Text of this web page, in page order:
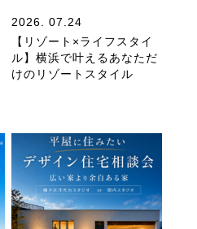
2026. 07.24
【リゾート×ライフスタイ
ル】横浜で叶えるあなただ
けのリゾートスタイル